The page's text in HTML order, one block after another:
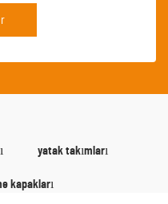
yatak takımları
kapakları